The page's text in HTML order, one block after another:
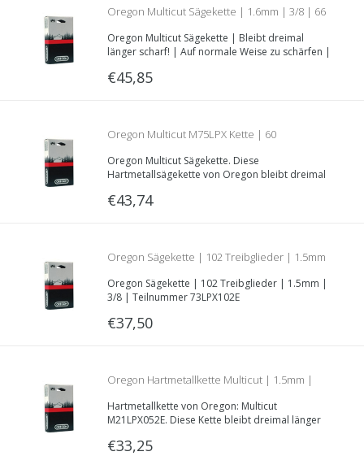
Oregon Multicut Sägekette | 1.6mm | 3/8 | 66
Treibglieder | M75LPX066E
Oregon Multicut Sägekette | Bleibt dreimal
länger scharf! | Auf normale Weise zu schärfen |
€45,85
Oregon Multicut M75LPX Kette | 60
Treibglieder | 1.6mm | 3/8 | M75LPX060E
Oregon Multicut Sägekette. Diese
Hartmetallsägekette von Oregon bleibt dreimal
schärfen. Teilung: 3/8“ | Treibglieddecke: 1.6mm
€43,74
Oregon Sägekette | 102 Treibglieder | 1.5mm
| 3/8 | Teilnummer 73LPX102E
Oregon Sägekette | 102 Treibglieder | 1.5mm |
3/8 | Teilnummer 73LPX102E
€37,50
Oregon Hartmetallkette Multicut | 1.5mm |
.325 | 52 Treibglieder | M21LPX052E
Hartmetallkette von Oregon: Multicut
M21LPX052E. Diese Kette bleibt dreimal länger
Schneider.
€33,25